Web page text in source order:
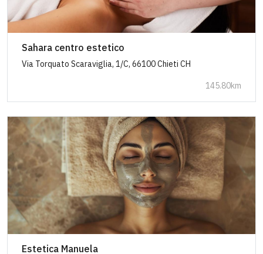
Sahara centro estetico
Via Torquato Scaraviglia, 1/C, 66100 Chieti CH
145.80km
Estetica Manuela